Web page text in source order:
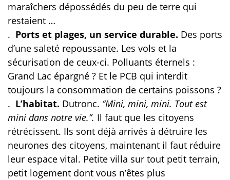
maraîchers dépossédés du peu de terre qui
restaient …
. Ports et plages, un service durable. Des ports
d’une saleté repoussante. Les vols et la
sécurisation de ceux-ci. Polluants éternels :
Grand Lac épargné ? Et le PCB qui interdit
toujours la consommation de certains poissons ?
. L’habitat. Dutronc. ‘’Mini, mini, mini. Tout est
mini dans notre vie.’’. Il faut que les citoyens
rétrécissent. Ils sont déjà arrivés à détruire les
neurones des citoyens, maintenant il faut réduire
leur espace vital. Petite villa sur tout petit terrain,
petit logement dont vous n’êtes plus